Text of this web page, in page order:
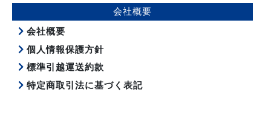
会社概要
会社概要
個人情報保護方針
標準引越運送約款
特定商取引法に基づく表記